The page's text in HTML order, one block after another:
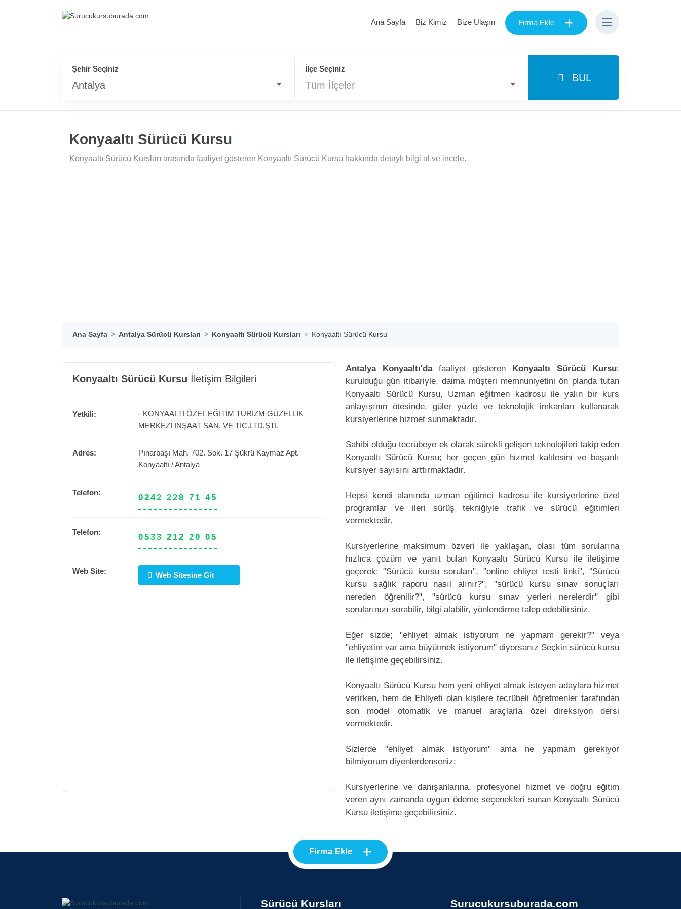
Ana Sayfa Biz Kimiz Bize Ulaşın Firma Ekle +
Şehir Seçiniz
Antalya
İlçe Seçiniz
Tüm İlçeler
BUL
Konyaaltı Sürücü Kursu
Konyaaltı Sürücü Kursları arasında faaliyet gösteren Konyaaltı Sürücü Kursu hakkında detaylı bilgi al ve incele.
Ana Sayfa Antalya Sürücü Kursları Konyaaltı Sürücü Kursları Konyaaltı Sürücü Kursu
Konyaaltı Sürücü Kursu İletişim Bilgileri
Yetkili:
- KONYAALTI ÖZEL EĞİTİM TURİZM GÜZELLİK
MERKEZİ İNŞAAT SAN. VE TİC.LTD.ŞTİ.
Adres:
Pınarbaşı Mah. 702. Sok. 17 Şükrü Kaymaz Apt.
Konyaaltı /Antalya
Telefon:
0242 228 71 45
Telefon:
0533 212 20 05
Web Site: Web Sitesine Git
Antalya Konyaaltı'dafaaliyet gösteren Konyaaltı Sürücü Kursu;
kurulduğu gün itibariyle, daima müşteri memnuniyetini ön planda tutan
Konyaaltı Sürücü Kursu, Uzman eğitmen kadrosu ile yalın bir kurs
anlayışının ötesinde, güler yüzle ve teknolojik imkanları kullanarak
kursiyerlerine hizmet sunmaktadır.
Sahibi olduğu tecrübeye ek olarak sürekli gelişen teknolojileri takip eden
Konyaaltı Sürücü Kursu; her geçen gün hizmet kalitesini ve başarılı
kursiyer sayısını arttırmaktadır.
Hepsi kendi alanında uzman eğitimci kadrosu ile kursiyerlerine özel
programlar ve ileri sürüş tekniğiyle trafik ve sürücü eğitimleri
vermektedir.
Kursiyerlerine maksimum özveri ile yaklaşan, olası tüm sorularına
hızlıca çözüm ve yanıt bulan Konyaaltı Sürücü Kursu ile iletişime
geçerek; "Sürücü kursu soruları", "online ehliyet testi linki", "Sürücü
kursu sağlık raporu nasıl alınır?", "sürücü kursu sınav sonuçları
nereden öğrenilir?", "sürücü kursu sınav yerleri nerelerdir" gibi
sorularınızı sorabilir, bilgi alabilir, yönlendirme talep edebilirsiniz.
Eğer sizde; "ehliyet almak istiyorum ne yapmam gerekir?" veya
"ehliyetim var ama büyütmek istiyorum" diyorsanız Seçkin sürücü kursu
ile iletişime geçebilirsiniz.
Konyaaltı Sürücü Kursu hem yeni ehliyet almak isteyen adaylara hizmet
verirken, hem de Ehliyeti olan kişilere tecrübeli öğretmenler tarafından
son model otomatik ve manuel araçlarla özel direksiyon dersi
vermektedir.
Sizlerde "ehliyet almak istiyorum" ama ne yapmam gerekiyor
bilmiyorum diyenlerdenseniz;
Kursiyerlerine ve danışanlarına, profesyonel hizmet ve doğru eğitim
veren aynı zamanda uygun ödeme seçenekleri sunan Konyaaltı Sürücü
Kursu iletişime geçebilirsiniz.
Firma Ekle +
Sürücü Kursları Surucukursuburada.com